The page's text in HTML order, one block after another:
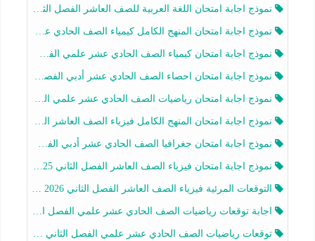
نموذج اجابة امتحان اللغة العربية للصف العاشر الفصل الثاني 2025-2026
نموذج اجابة امتحان المنهج الكامل كيمياء الصف الحادي عشر علمي الفصل الثاني 2025-2026
نموذج اجابة امتحان كيمياء الصف الحادي عشر علمي الفصل الثاني 2025-2026
نموذج اجابة امتحان احصاء الصف الحادي عشر أدبي الفصل الثاني 2025-2026
نموذج اجابة امتحان رياضيات الصف الحادي عشر علمي الفصل الثاني 2025-2026
نموذج اجابة امتحان المنهج الكامل فيزياء الصف العاشر الفصل الثاني 2025-2026
نموذج اجابة امتحان جغرافيا الصف الحادي عشر أدبي الفصل الثاني 2025-2026
نموذج اجابة امتحان فيزياء الصف العاشر الفصل الثاني 2025-2026
التوقعات المرئية فيزياء الصف العاشر الفصل الثاني 2026 أ هيثم الليثي
اجابة توقعات رياضيات الصف الحادي عشر علمي الفصل الثاني 2025-2026 أ عمرو فايز
توقعات رياضيات الصف الحادي عشر علمي الفصل الثاني 2025-2026 أ عمرو فايز